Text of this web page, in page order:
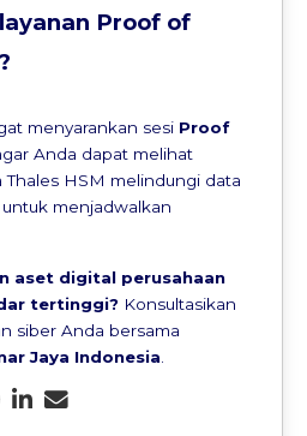
Proof of
menyarankan sesi Proof
Anda dapat melihat
Thales HSM melindungi data
menjadwalkan
aset digital perusahaan
tertinggi? Konsultasikan
siber Anda bersama
Jaya Indonesia.